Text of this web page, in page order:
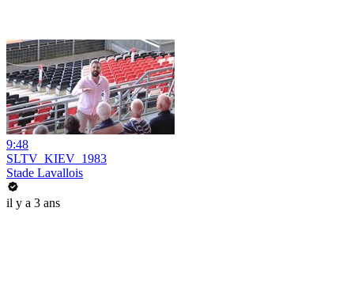
9:48
SLTV_KIEV_1983
Stade Lavallois
il y a 3 ans